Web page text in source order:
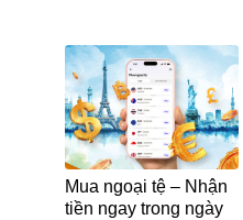
Mua ngoại tệ – Nhận
tiền ngay trong ngày